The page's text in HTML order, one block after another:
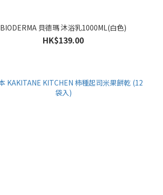
BIODERMA 貝德瑪 沐浴乳1000ML(白色)
HK$139.00